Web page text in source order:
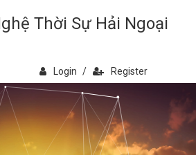
Thời Sự Hải Ngoại
Login / Register